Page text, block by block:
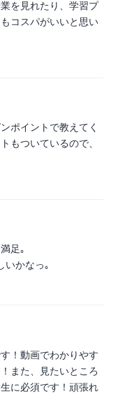
を見れたり、学習プ
コスパがいいと思い
ポイントで教えてく
もついているので、
足｡
いかなっ｡
！動画でわかりやす
また、見たいところ
に必須です！頑張れ